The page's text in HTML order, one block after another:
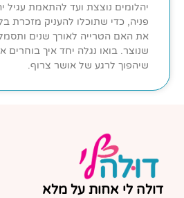
יהלומים נוצצת ועד להתאמת עגיל
פניה, כדי שתוכלו להעניק מזכרת
את האם הטרייה לאורך שנים
שנוצר. בואו נגלה יחד איך
שיהפוך לרגע של אושר צרוף.
דולה לי אחות על מלא